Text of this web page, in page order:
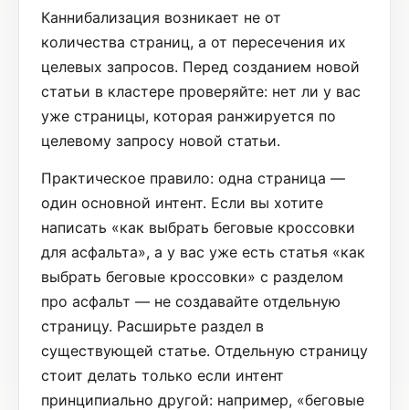
Каннибализация возникает не от
количества страниц, а от пересечения их
целевых запросов. Перед созданием новой
статьи в кластере проверяйте: нет ли у вас
уже страницы, которая ранжируется по
целевому запросу новой статьи.
Практическое правило: одна страница —
один основной интент. Если вы хотите
написать «как выбрать беговые кроссовки
для асфальта», а у вас уже есть статья «как
выбрать беговые кроссовки» с разделом
про асфальт — не создавайте отдельную
страницу. Расширьте раздел в
существующей статье. Отдельную страницу
стоит делать только если интент
принципиально другой: например, «беговые